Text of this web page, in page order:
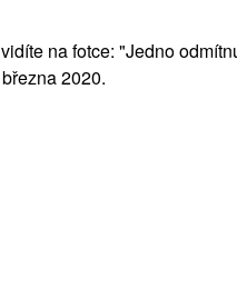
na fotce: "Jedno
2020.